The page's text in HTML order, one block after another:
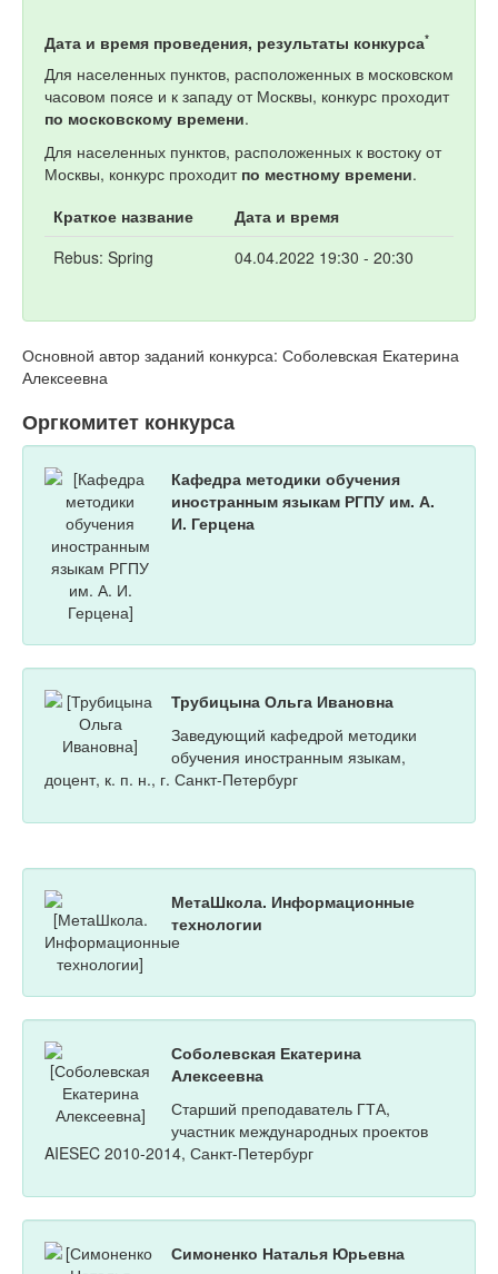
Дата и время проведения, результаты конкурса*
Для населенных пунктов, расположенных в московском
часовом поясе и к западу от Москвы, конкурс проходит
по московскому времени.
Для населенных пунктов, расположенных к востоку от
Москвы, конкурс проходит по местному времени.
Краткое название
Дата и время
Rebus: Spring
04.04.2022 19:30 - 20:30
Основной автор заданий конкурса: Соболевская Екатерина
Алексеевна
Оргкомитет конкурса
Кафедра методики обучения
иностранным языкам РГПУ им. А.
И. Герцена
Трубицына Ольга Ивановна
Заведующий кафедрой методики
обучения иностранным языкам,
доцент, к. п. н., г. Санкт-Петербург
МетаШкола. Информационные
технологии
Соболевская Екатерина
Алексеевна
Старший преподаватель ГТА,
участник международных проектов
AIESEC 2010-2014, Санкт-Петербург
Симоненко Наталья Юрьевна